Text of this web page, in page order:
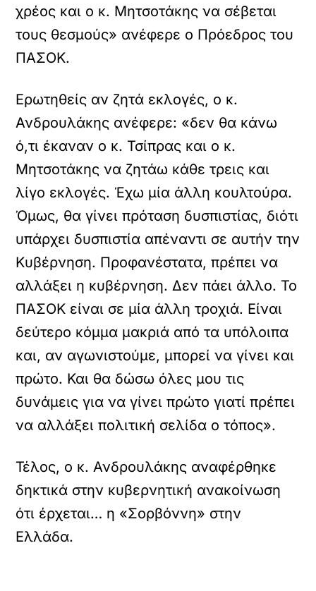
χρέος και ο κ. Μητσοτάκης να σέβεται
τους θεσμούς» ανέφερε ο Πρόεδρος του
ΠΑΣΟΚ.
Ερωτηθείς αν ζητά εκλογές, ο κ.
Ανδρουλάκης ανέφερε: «δεν θα κάνω
ό,τι έκαναν ο κ. Τσίπρας και ο κ.
Μητσοτάκης να ζητάω κάθε τρεις και
λίγο εκλογές. Έχω μία άλλη κουλτούρα.
Όμως, θα γίνει πρόταση δυσπιστίας, διότι
υπάρχει δυσπιστία απέναντι σε αυτήν την
Κυβέρνηση. Προφανέστατα, πρέπει να
αλλάξει η κυβέρνηση. Δεν πάει άλλο. Το
ΠΑΣΟΚ είναι σε μία άλλη τροχιά. Είναι
δεύτερο κόμμα μακριά από τα υπόλοιπα
και, αν αγωνιστούμε, μπορεί να γίνει και
πρώτο. Και θα δώσω όλες μου τις
δυνάμεις για να γίνει πρώτο γιατί πρέπει
να αλλάξει πολιτική σελίδα ο τόπος».
Τέλος, ο κ. Ανδρουλάκης αναφέρθηκε
δηκτικά στην κυβερνητική ανακοίνωση
ότι έρχεται… η «Σορβόννη» στην
Ελλάδα.